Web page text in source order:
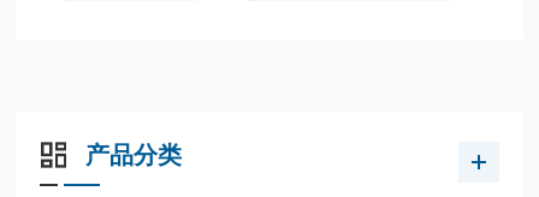
产品分类